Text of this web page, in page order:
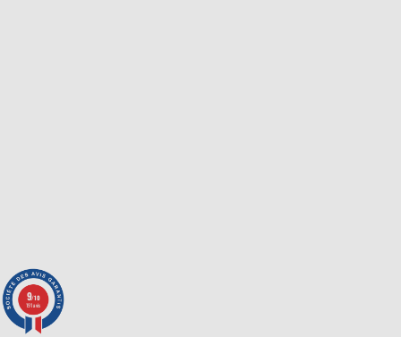
9/10
191 avis